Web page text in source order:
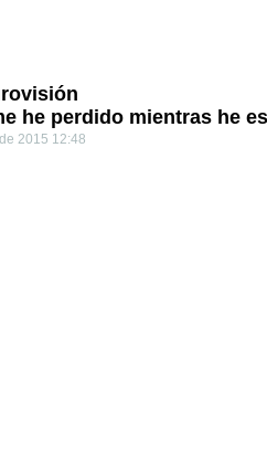
he perdido mientras he
2015 12:48